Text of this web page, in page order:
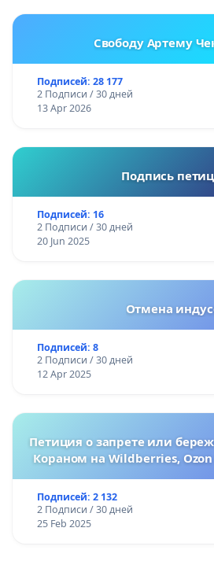
Свободу Артему
Подписей: 28 177
2 Подписи / 30 дней
13 Apr 2026
Подпись
Подписей: 16
2 Подписи / 30 дней
20 Jun 2025
Отмена
Подписей: 8
2 Подписи / 30 дней
12 Apr 2025
Петиция о запрете или
Кораном на Wildberries,
Подписей: 2 132
2 Подписи / 30 дней
25 Feb 2025